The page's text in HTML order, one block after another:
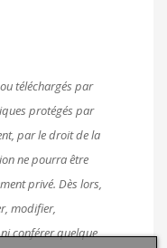
téléchargés par
protégés par
par le droit de la
ne pourra être
privé. Dès lors,
modifier,
conférer quelque